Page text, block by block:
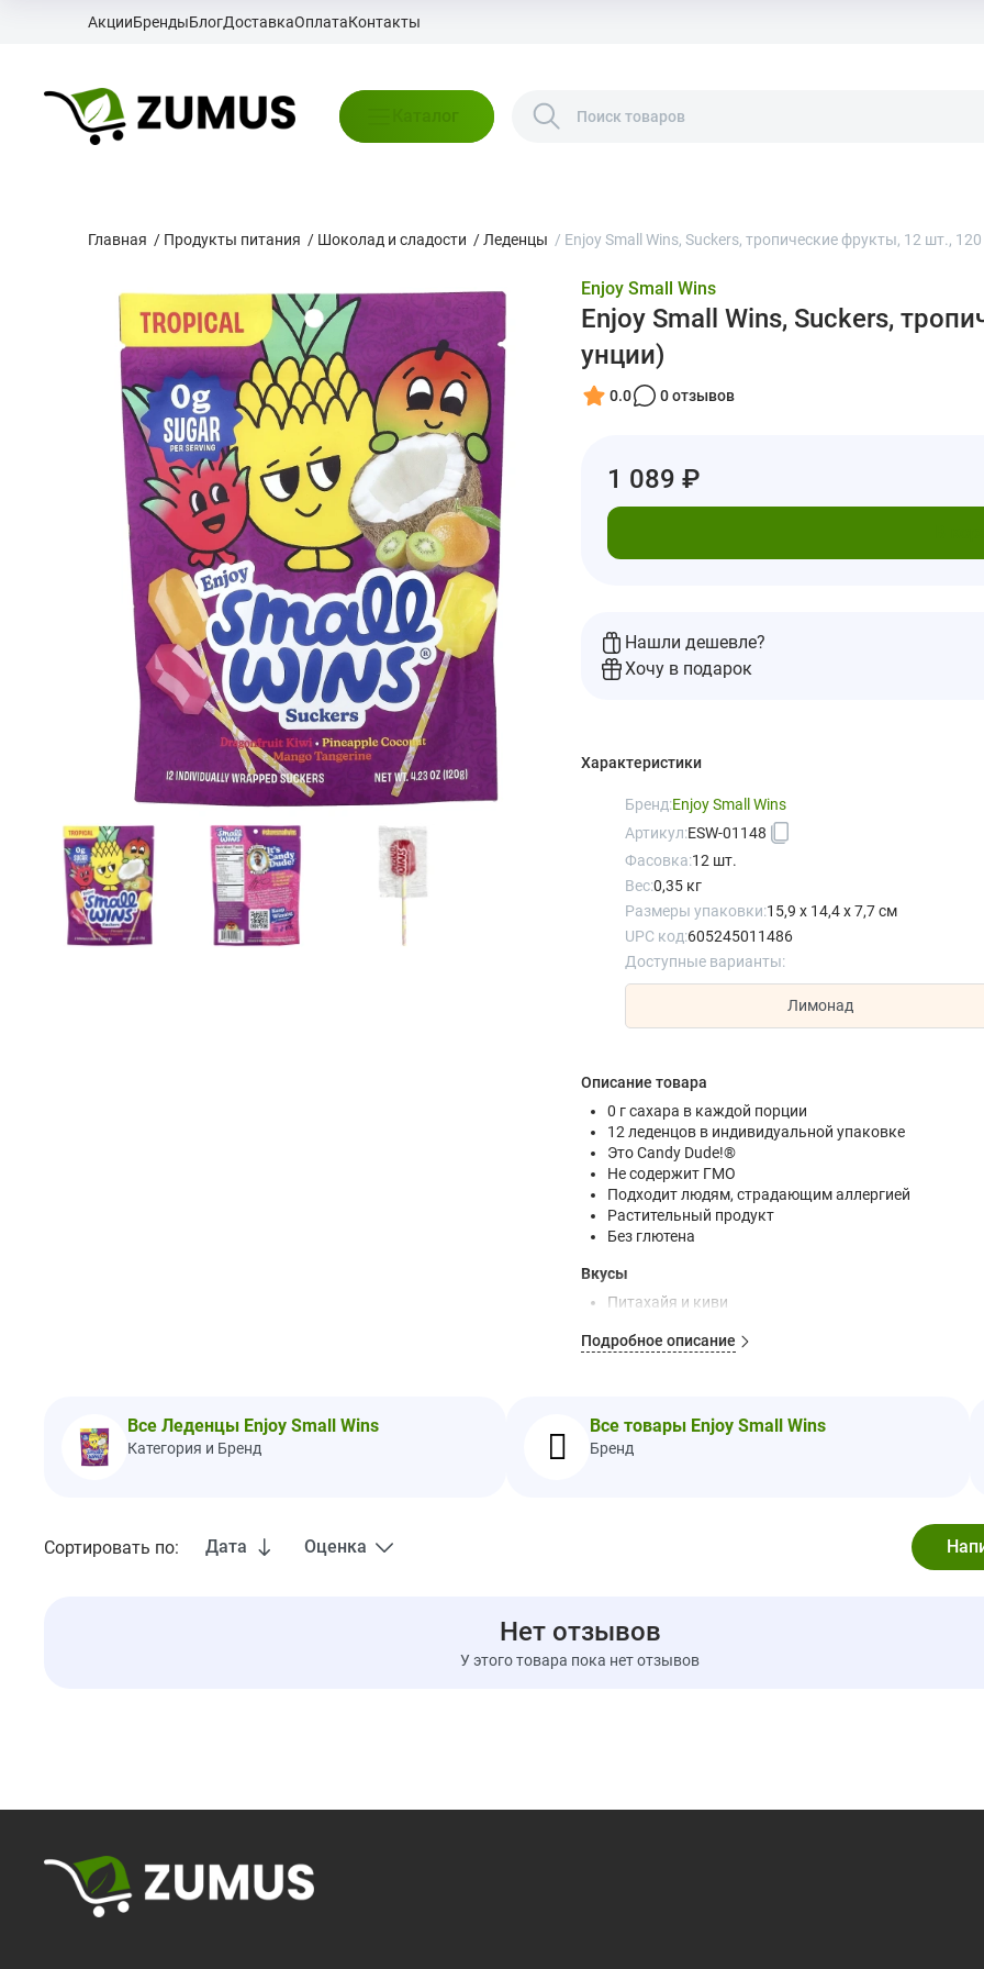
АкцииБрендыБлогДоставкаОплатаКонтакты
Каталог
Главная / Продукты питания / Шоколад и сладости / Леденцы / Enjoy Small Wins, Suckers, тропические фрукты, 12 шт.,
Enjoy Small Wins
Enjoy Small Wins, Suckers,
унции)
0.0 0 отзывов
1 089 ₽
Нашли дешевле?
Хочу в подарок
Характеристики
Бренд:Enjoy Small Wins
Артикул:ESW-01148
Фасовка:12 шт.
Вес:0,35 кг
Размеры упаковки:15,9 x 14,4 x 7,7 см
UPC код:605245011486
Доступные варианты:
Лимонад
Описание товара
0 г сахара в каждой порции
12 леденцов в индивидуальной упаковке
Это Candy Dude!®
Не содержит ГМО
Подходит людям, страдающим аллергией
Растительный продукт
Без глютена
Вкусы
Питахайя и киви
Манго и мандарин
оказываются выигрышными. Разверните конфеты без
Ингредиенты
экстракт листьев стевии, фруктово-овощной сок
Порций в упаковке:
Подробное описание
Все Леденцы Enjoy Small Wins
Категория и Бренд
Все товары Enjoy Small Wins
Бренд
Сортировать по: Дата Оценка
Нет отзывов
У этого товара пока нет отзывов